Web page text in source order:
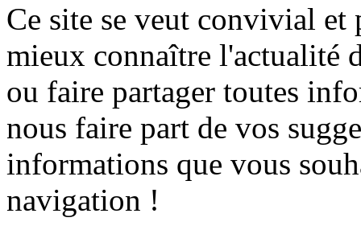
Ce site se veut convivial et
mieux connaître l'actualité
ou faire partager toutes
nous faire part de vos
informations que vous
navigation !